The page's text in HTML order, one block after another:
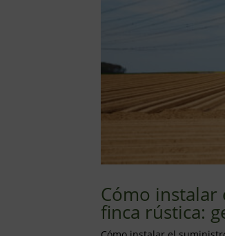
Cómo
finca rústica: